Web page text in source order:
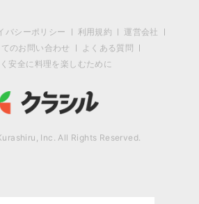
バシーポリシー 利用規約
運営会社
のお問い合わせ
よくある質問
安全に料理を楽しむために
Inc. All Rights Reserved.